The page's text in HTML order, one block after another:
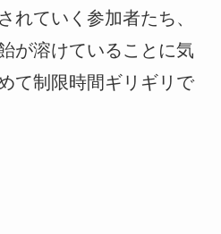
れていく参加者たち、
が溶けていることに気
て制限時間ギリギリで